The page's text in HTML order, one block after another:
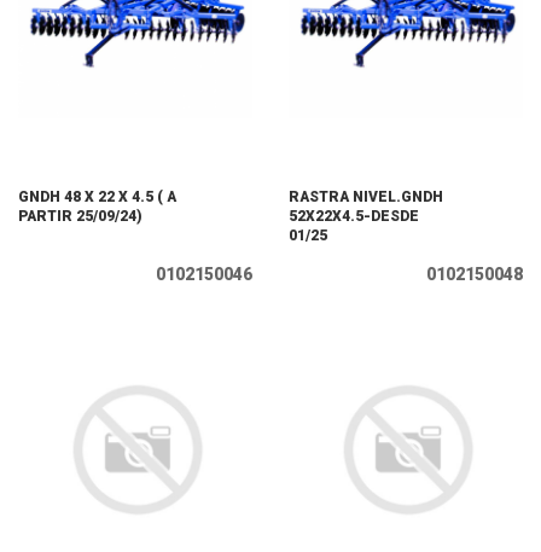
GNDH 48 X 22 X 4.5 ( A
PARTIR 25/09/24)
0102150046
RASTRA NIVEL.GNDH
52X22X4.5-DESDE
01/25
0102150048